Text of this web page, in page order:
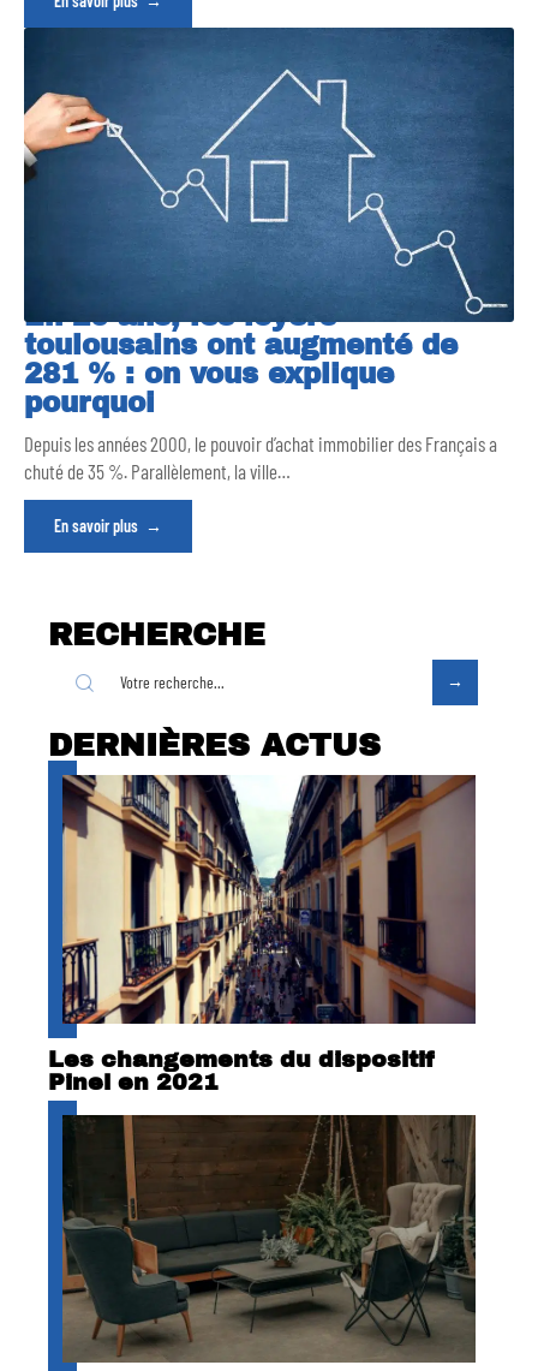
En 20 ans, les loyers
toulousains ont augmenté de
281 % : on vous explique
pourquoi
Depuis les années 2000, le pouvoir d’achat immobilier des Français a
chuté de 35 %. Parallèlement, la ville…
En savoir plus
RECHERCHE
DERNIÈRES ACTUS
Les changements du dispositif
Pinel en 2021